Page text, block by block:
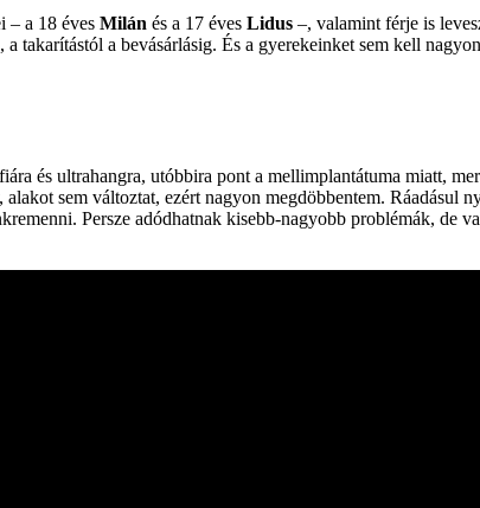
– a 18 éves Milán és a 17 éves Lidus –, valamint férje is
takarítástól a bevásárlásig. És a gyerekeinket sem kell
és ultrahangra, utóbbira pont a mellimplantátuma miatt,
sem változtat, ezért nagyon megdöbbentem. Ráadásul
Persze adódhatnak kisebb-nagyobb problémák, de